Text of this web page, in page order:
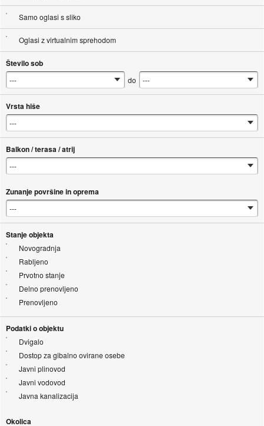
Samo oglasi s sliko
Oglasi z virtualnim sprehodom
Število sob
do
Vrsta hiše
Balkon / terasa / atrij
Zunanje površine in oprema
Stanje objekta
Novogradnja
Rabljeno
Prvotno stanje
Delno prenovljeno
Prenovljeno
Podatki o objektu
Dvigalo
Dostop za gibalno ovirane osebe
Javni plinovod
Javni vodovod
Javna kanalizacija
Okolica